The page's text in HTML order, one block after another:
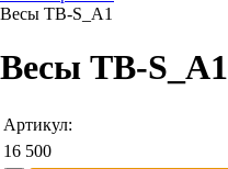
Весы ТВ-S_А1
Весы ТВ-S_А1
Артикул:
16 500